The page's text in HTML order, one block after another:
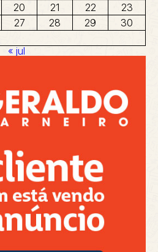
20 21 22
23
27 28 29
30
« jul